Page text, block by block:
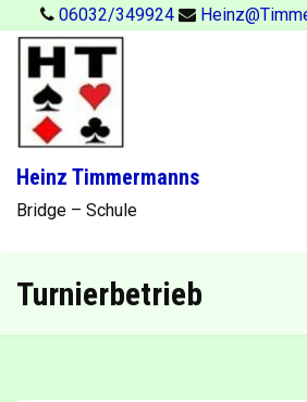
content
06032/349924
Heinz Timmermanns
Bridge – Schule
Turnierbetrieb